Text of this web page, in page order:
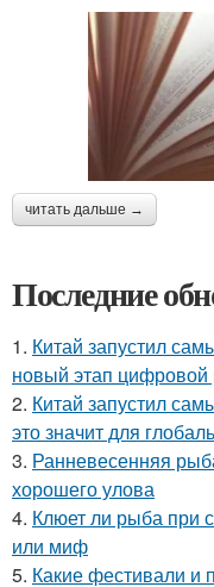
читать дальше →
Последние
1. Китай запустил
новый этап
2. Китай запустил
это значит для
3. Ранневесенняя
хорошего улова
4. Клюет ли рыба при
или миф
5. Какие фестивали и